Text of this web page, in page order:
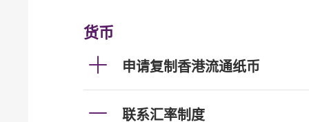
货币
申请复制香港流通纸币
联系汇率制度